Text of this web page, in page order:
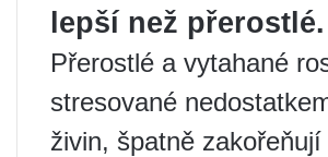
lepší než přerostlé.
Přerostlé a vytahané
stresované
živin, špatně zakořeňují